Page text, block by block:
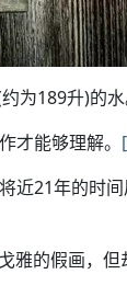
为189升)的水
才能够理解。
近21年的时间
雅的假画，